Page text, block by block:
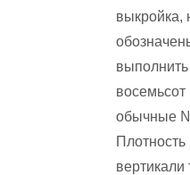
выкройка,
выполнить
обычные
Плотность